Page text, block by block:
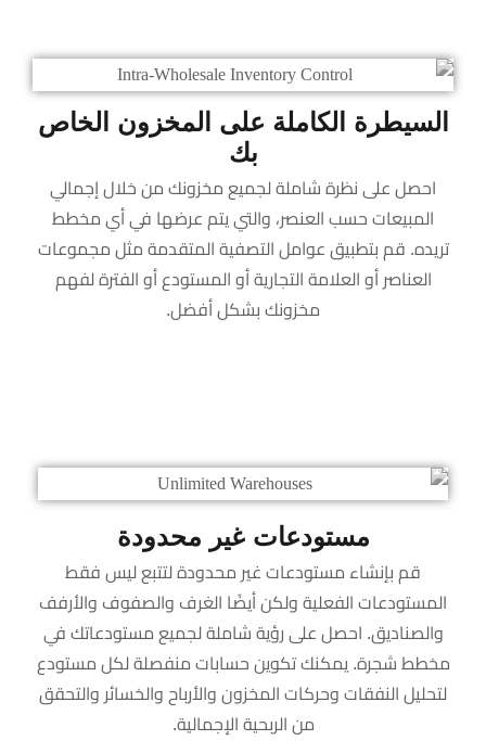
السيطرة الكاملة على المخزون الخاص
بك
احصل على نظرة شاملة لجميع مخزونك من خلال إجمالي
المبيعات حسب العنصر، والتي يتم عرضها في أي مخطط
تريده. قم بتطبيق عوامل التصفية المتقدمة مثل مجموعات
العناصر أو العلامة التجارية أو المستودع أو الفترة لفهم
مخزونك بشكل أفضل.
مستودعات غير محدودة
قم بإنشاء مستودعات غير محدودة لتتبع ليس فقط
المستودعات الفعلية ولكن أيضًا الغرف والصفوف والأرفف
والصناديق. احصل على رؤية شاملة لجميع مستودعاتك في
مخطط شجرة. يمكنك تكوين حسابات منفصلة لكل مستودع
لتحليل النفقات وحركات المخزون والأرباح والخسائر والتحقق
من الربحية الإجمالية.